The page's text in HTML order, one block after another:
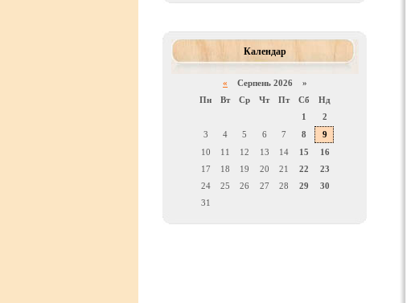
Календар
« Серпень 2026 »
Пн
Вт Ср Чт Пт Сб
Нд
1
2
3
4 5 6 7 8
9
10
11 12 13 14 15
16
17
18 19 20 21 22
23
24
25 26 27 28 29
30
31